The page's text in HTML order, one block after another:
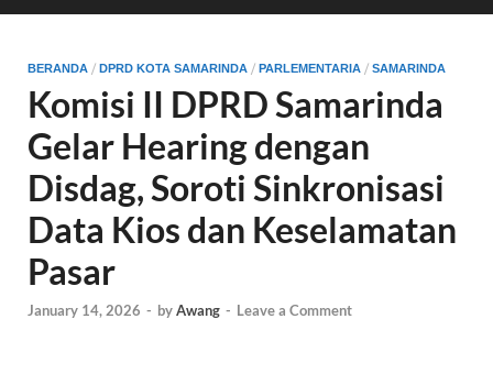
BERANDA / DPRD KOTA SAMARINDA / PARLEMENTARIA / SAMARINDA
Komisi II DPRD Samarinda
Gelar Hearing dengan
Disdag, Soroti Sinkronisasi
Data Kios dan Keselamatan
Pasar
January 14, 2026 - byAwang - Leave a Comment